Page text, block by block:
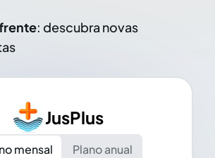
: descubra novas
JusPlus
mensal
Plano anual